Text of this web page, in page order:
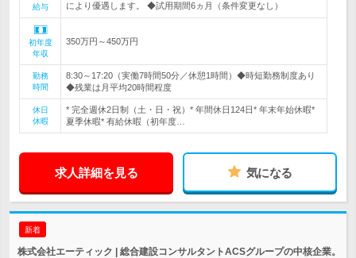
給与
により優遇します。 ◆試用期間6ヵ月（条件変更なし）
初年度
年収
350万円～450万円
勤務
時間
8:30～17:20（実働7時間50分／休憩1時間）◆時短勤務制度あり
◆残業は月平均20時間程度
休日
休暇
* 完全週休2日制（土・日・祝）* 年間休日124日* 年末年始休暇*
夏季休暇* 有給休暇（初年度…
求人詳細を見る 気になる
新着
株式会社エーティック | 総合建設コンサルタントACSグループの中核企業。